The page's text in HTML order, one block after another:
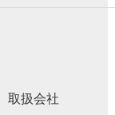
取扱会社